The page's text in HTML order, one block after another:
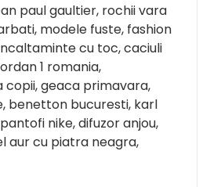
paul gaultier, rochii vara
modele fuste, fashion
cu toc, caciuli
1 romania,
copii, geaca primavara,
benetton bucuresti, karl
nike, difuzor anjou,
aur cu piatra neagra,